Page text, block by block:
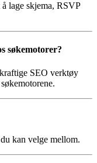
lage skjema, RSVP
søkemotorer?
SEO verktøy
kan velge mellom.